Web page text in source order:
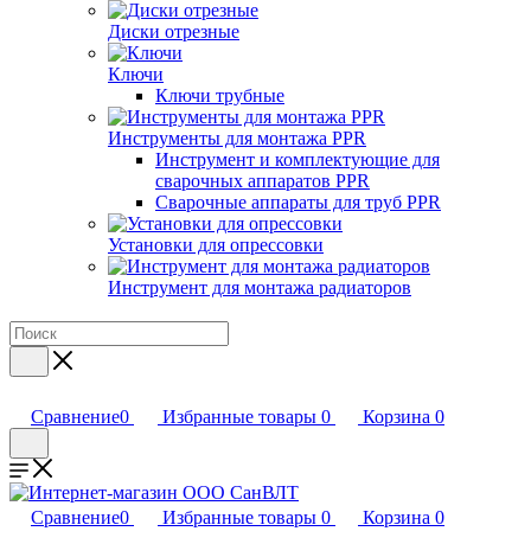
Диски отрезные
Ключи
Ключи трубные
Инструменты для монтажа PPR
Инструмент и комплектующие для
сварочных аппаратов PPR
Сварочные аппараты для труб PPR
Установки для опрессовки
Инструмент для монтажа радиаторов
Сравнение0 Избранные товары 0 Корзина 0
Сравнение0 Избранные товары 0 Корзина 0